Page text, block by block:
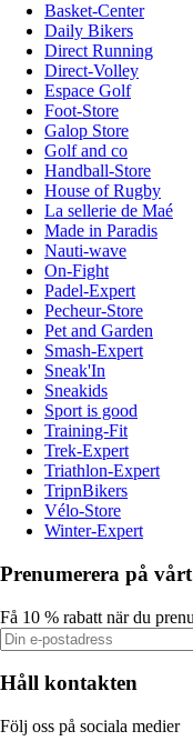
Basket-Center
Daily Bikers
Direct Running
Direct-Volley
Espace Golf
Foot-Store
Galop Store
Golf and co
Handball-Store
House of Rugby
La sellerie de Maé
Made in Paradis
Nauti-wave
On-Fight
Padel-Expert
Pecheur-Store
Pet and Garden
Smash-Expert
Sneak'In
Sneakids
Sport is good
Training-Fit
Trek-Expert
Triathlon-Expert
TripnBikers
Vélo-Store
Winter-Expert
Prenumerera på
Få 10 % rabatt när du
Håll kontakten
Följ oss på sociala medier